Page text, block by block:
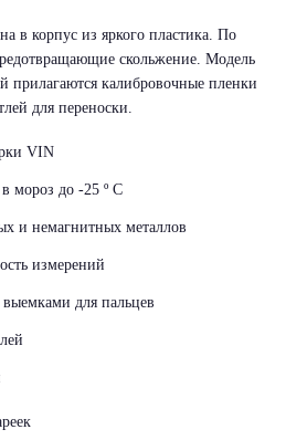
в корпус из яркого пластика. По
скольжение. Модель
прилагаются калибровочные пленки
для переноски.
VIN
мороз до -25 º С
и немагнитных металлов
измерений
для пальцев